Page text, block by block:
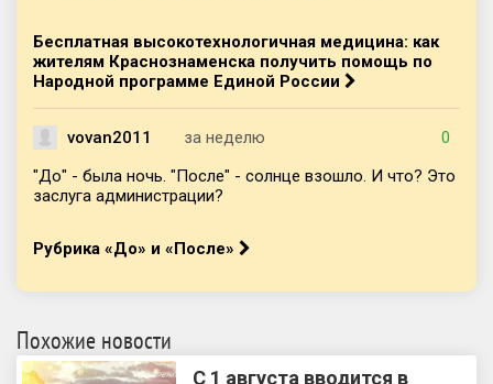
Бесплатная высокотехнологичная медицина: как
жителям Краснознаменска получить помощь по
Народной программе Единой России
vovan2011 за неделю
0
"До" - была ночь. "После" - солнце взошло. И что? Это
заслуга администрации?
Рубрика «До» и «После»
Похожие новости
С 1 августа вводится в